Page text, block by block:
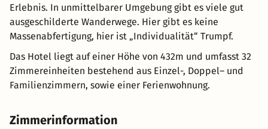
Erlebnis. In unmittelbarer Umgebung gibt es viele gut
ausgeschilderte Wanderwege. Hier gibt es keine
Massenabfertigung, hier ist „Individualität“ Trumpf.
Das Hotel liegt auf einer Höhe von 432m und umfasst 32
Zimmereinheiten bestehend aus Einzel-, Doppel– und
Familienzimmern, sowie einer Ferienwohnung.
Zimmerinformation